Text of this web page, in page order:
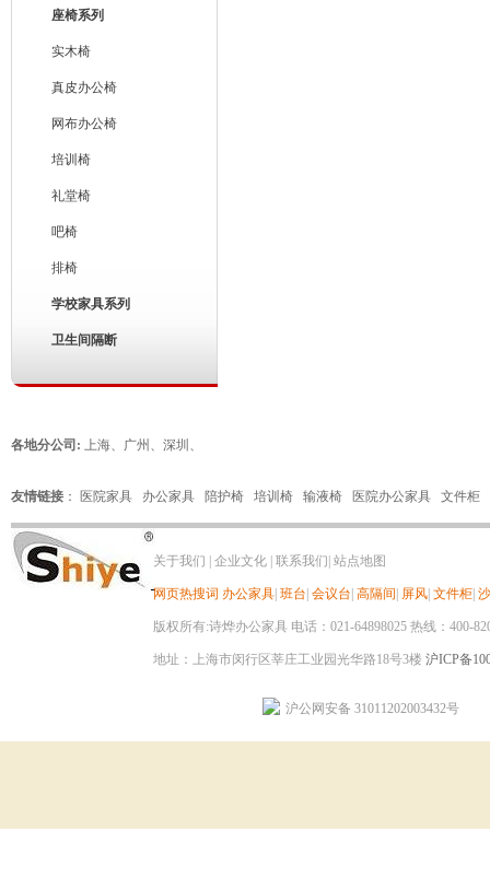
座椅系列
实木椅
真皮办公椅
网布办公椅
培训椅
礼堂椅
吧椅
排椅
学校家具系列
卫生间隔断
各地分公司: 上海、 广州 、 深圳 、
友情链接 ： 医院家具 办公家具 陪护椅 培训椅 输液椅 医院办公家具 文件柜
关于我们 企业文化 联系我们 站点地图
网页热搜词 办公家具 班台 会议台 高隔间 屏风 文件柜
版权所有:诗烨办公家具 电话：021-64898025 热线：400-
地址：上海市闵行区莘庄工业园光华路18号3楼 沪ICP备
沪公网安备 31011202003432号